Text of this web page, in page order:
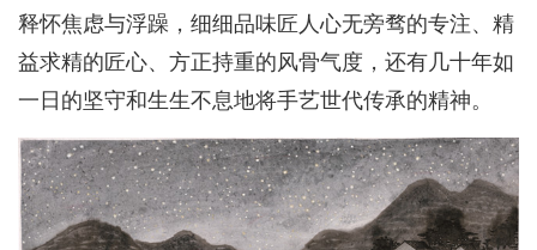
释怀焦虑与浮躁，细细品味匠人心无旁骛的专注、精
益求精的匠心、方正持重的风骨气度，还有几十年如
一日的坚守和生生不息地将手艺世代传承的精神。